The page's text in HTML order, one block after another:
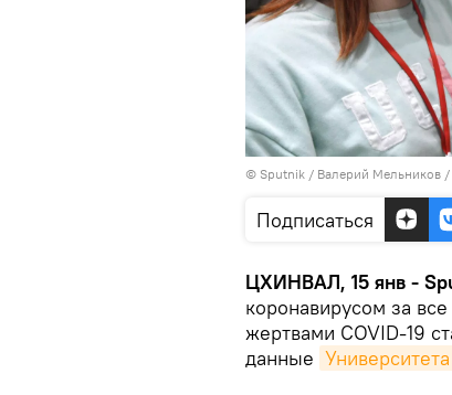
© Sputnik / Валерий Мельников /
Подписаться
ЦХИНВАЛ, 15 янв -
коронавирусом за
жертвами COVID-19
данные